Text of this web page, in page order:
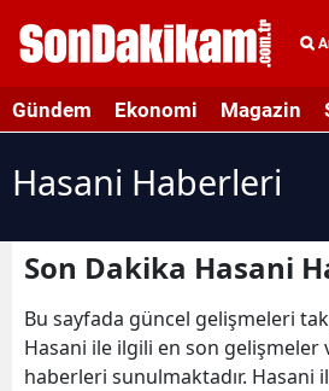
Gündem Ekonomi Magazin
Hasani Haberleri
Son Dakika Hasani
Bu sayfada güncel gelişmeleri
Hasani ile ilgili en son gelişmeler
haberleri sunulmaktadır. Hasani